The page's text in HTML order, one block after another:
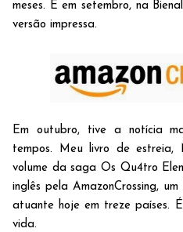
meses. E em setembro, na
versão impressa.
Em outubro, tive a notícia
tempos. Meu livro de estreia,
volume da saga Os Qu4tro
inglês pela AmazonCrossing,
atuante hoje em treze países.
vida.